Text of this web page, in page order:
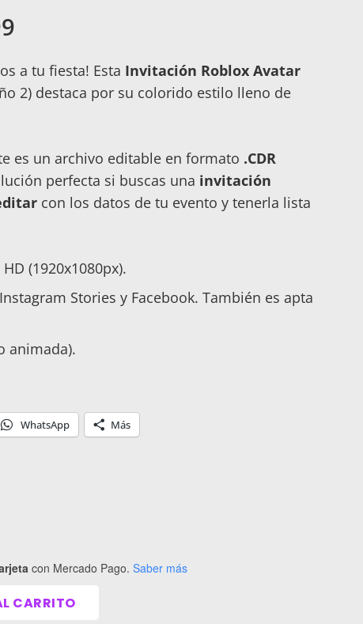
a tu fiesta! Esta Invitación Roblox Avatar
2) destaca por su colorido estilo lleno de
es un archivo editable en formato .CDR
perfecta si buscas una invitación
con los datos de tu evento y tenerla lista
(1920x1080px).
Stories y Facebook. También es apta
animada).
WhatsApp Más
con Mercado Pago. Saber más
CARRITO